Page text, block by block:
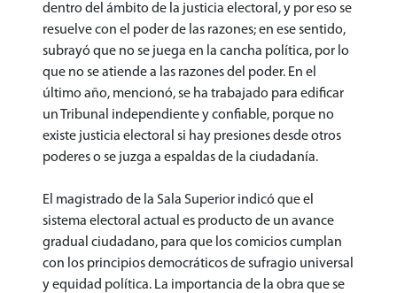
dentro del ámbito de la justicia electoral, y por eso se
resuelve con el poder de las razones; en ese sentido,
subrayó que no se juega en la cancha política, por lo
que no se atiende a las razones del poder. En el
último año, mencionó, se ha trabajado para edificar
un Tribunal independiente y confiable, porque no
existe justicia electoral si hay presiones desde otros
poderes o se juzga a espaldas de la ciudadanía.
El magistrado de la Sala Superior indicó que el
sistema electoral actual es producto de un avance
gradual ciudadano, para que los comicios cumplan
con los principios democráticos de sufragio universal
y equidad política. La importancia de la obra que se